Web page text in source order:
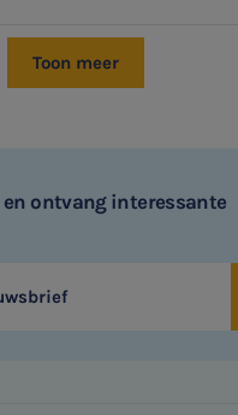
Toon meer
en ontvang interessante